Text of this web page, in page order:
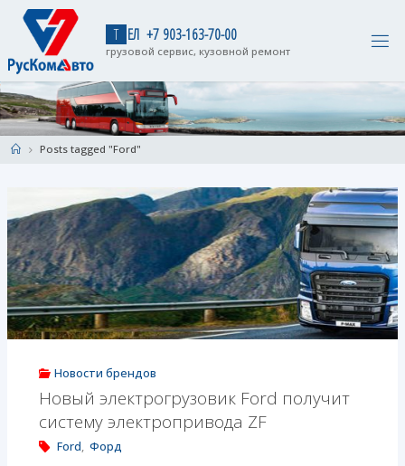
content
Т ЕЛ +7 903-163-70-00
грузовой сервис, кузовной ремонт
HomePosts tagged "Ford"
Новости брендов
Новый электрогрузовик Ford получит
систему электропривода ZF
Ford, Форд